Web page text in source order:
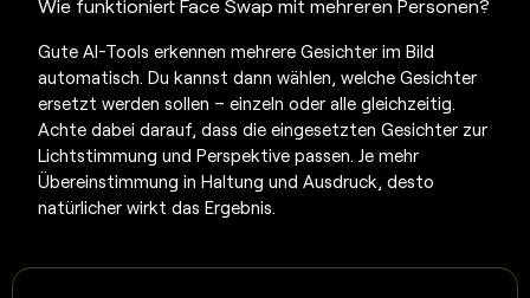
Wie funktioniertFace Swap mit mehreren Personen?
Gute AI-Tools erkennen mehrere Gesichter im Bild
automatisch. Du kannst dann wählen, welche Gesichter
ersetzt werden sollen – einzeln oder alle gleichzeitig.
Achte dabei darauf, dass die eingesetzten Gesichter zur
Lichtstimmung und Perspektive passen. Je mehr
Übereinstimmung in Haltung und Ausdruck, desto
natürlicher wirkt das Ergebnis.